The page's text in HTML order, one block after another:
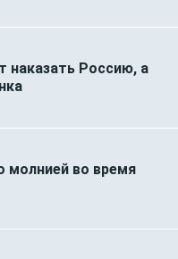
наказать Россию, а
молнией во время